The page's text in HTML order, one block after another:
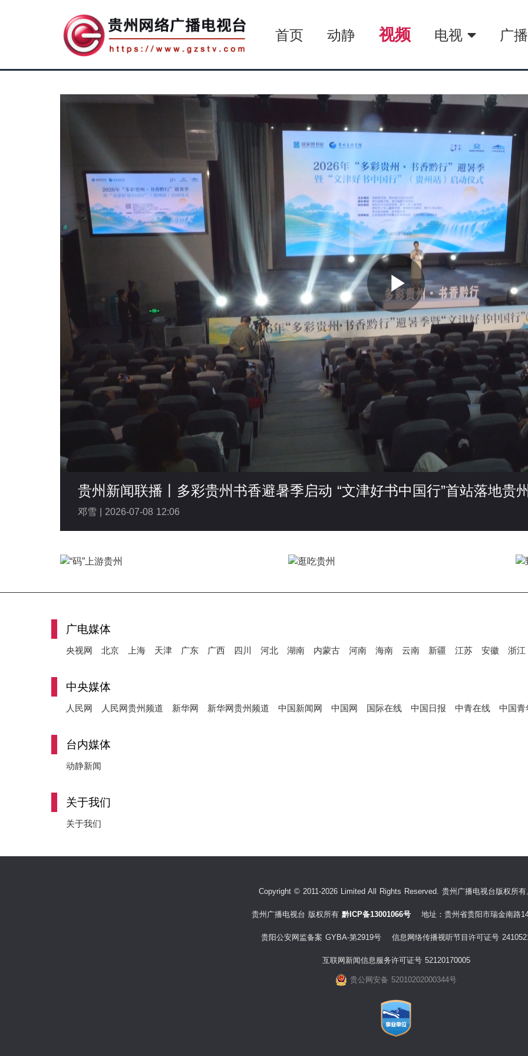
首页 动静 视频 电视 广
P
l
a
y
i
d
e
贵州新闻联播丨多彩贵州书香避暑季启动 “文津好书中国行”首站落地贵
邓雪 | 2026-07-08 12:06
广电媒体
央视网 北京 上海 天津 广东 广西 四川 河北 湖南 内蒙古 河南 海南 云南 新疆 江苏 安徽 浙江
中央媒体
人民网 人民网贵州频道 新华网 新华网贵州频道 中国新闻网 中国网 国际在线 中国日报 中青在线 中国青
台内媒体
动静新闻
关于我们
关于我们
Copyright © 2011-2026 Limited All Rights Reserved. 贵州广播电视台版权所有
贵州广播电视台 版权所有 黔ICP备13001066号地址：贵州省贵阳市瑞金南路
贵阳公安网监备案 GYBA-第2919号 信息网络传播视听节目许可证号
互联网新闻信息服务许可证号 52120170005
贵公网安备 52010202000344号